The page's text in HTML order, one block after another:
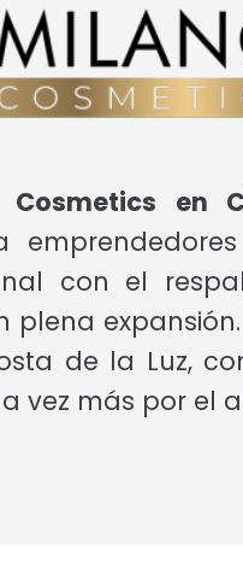
en
con el
de la Luz,
vez más por el